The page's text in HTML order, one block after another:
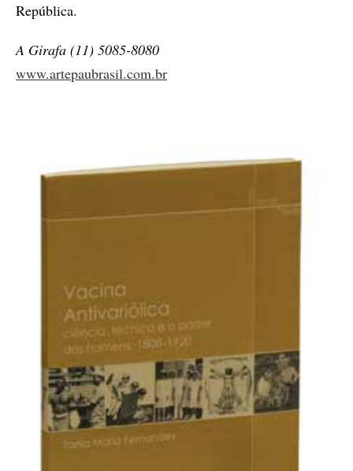
República.
A Girafa (11) 5085-8080
www.artepaubrasil.com.br